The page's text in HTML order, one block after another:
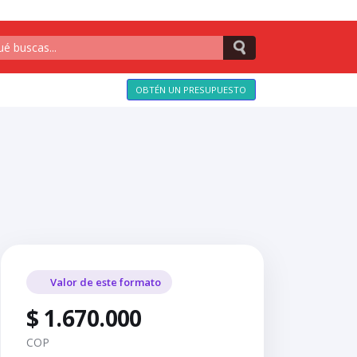
OBTÉN UN PRESUPUESTO
Valor de este formato
$ 1.670.000
COP